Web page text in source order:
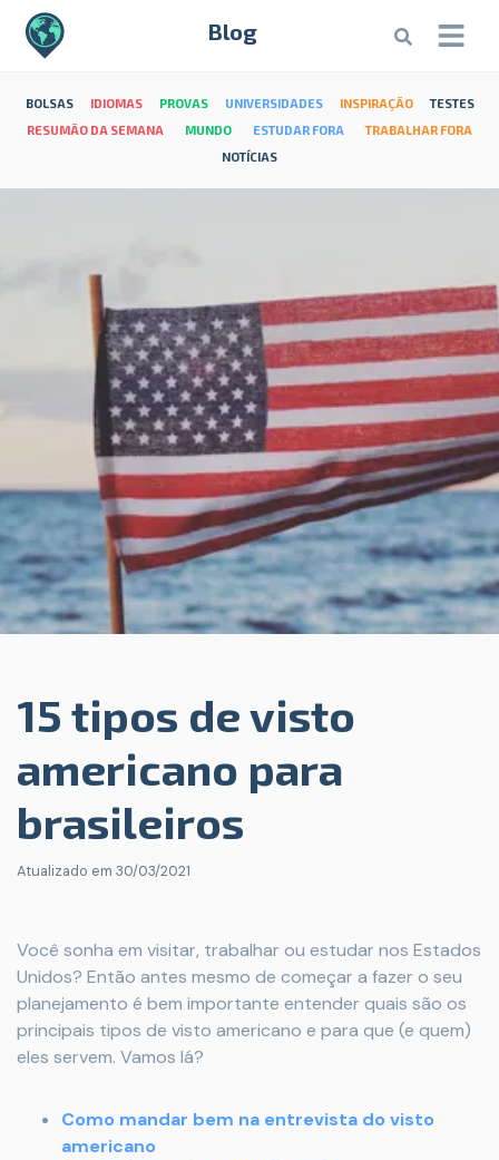
Blog
BOLSAS IDIOMAS PROVAS UNIVERSIDADES INSPIRAÇÃO
TESTES
RESUMÃO DA SEMANA
MUNDO ESTUDAR FORA
TRABALHAR FORA
NOTÍCIAS
15 tipos de visto
americano para
brasileiros
Atualizado em 30/03/2021
Você sonha em visitar, trabalhar ou estudar nos Estados
Unidos? Então antes mesmo de começar a fazer o seu
planejamento é bem importante entender quais são os
principais tipos de visto americano e para que (e quem)
eles servem. Vamos lá?
Como mandar bem na entrevista do visto
americano